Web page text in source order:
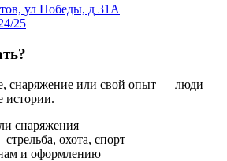
ул Победы, д 31А
25
снаряжение или свой опыт — люди
истории.
снаряжения
охота, спорт
и оформлению